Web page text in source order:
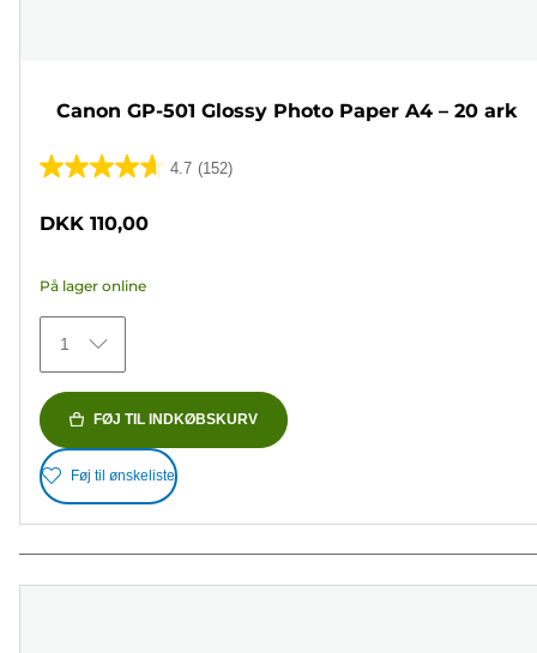
Canon GP-501 Glossy Photo Paper A4 – 20 ark
4.7 (152)
4.7
af
stjerner.
152
anmeldelser
DKK 110,00
På lager online
1
FØJ TIL INDKØBSKURV
Føj til ønskeliste